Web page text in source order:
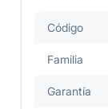
Código
Familia
Garantía